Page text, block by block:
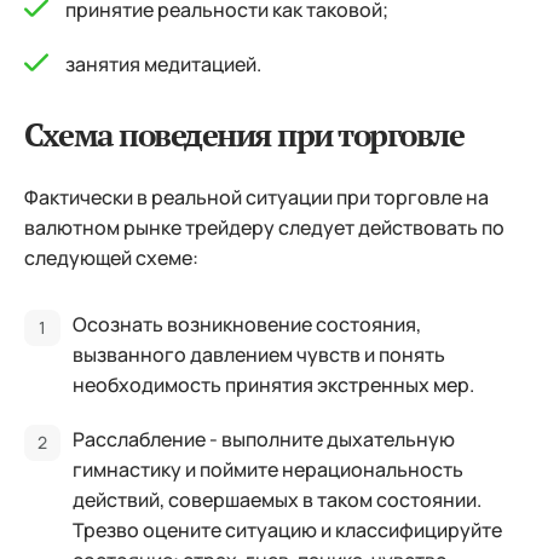
принятие реальности как таковой;
занятия медитацией.
Схема поведения при торговле
Фактически в реальной ситуации при торговле на
валютном рынке трейдеру следует действовать по
следующей схеме:
Осознать возникновение состояния,
вызванного давлением чувств и понять
необходимость принятия экстренных мер.
Расслабление - выполните дыхательную
гимнастику и поймите нерациональность
действий, совершаемых в таком состоянии.
Трезво оцените ситуацию и классифицируйте